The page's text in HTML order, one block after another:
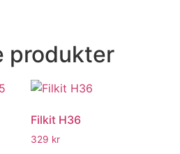
produkter
Filkit H36
329 kr